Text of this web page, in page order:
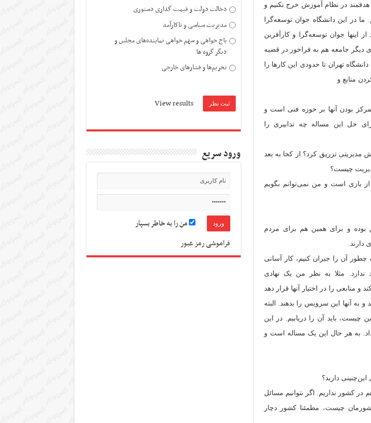
هدفمند در نظام آموزش خرج نکنیم و
ما در این دانشگاه جوان توسعه‌گرا
اینها جوان توسعه‌گرا و کارآفرین
دیگر جامعه هم به فراخور در قضیه
تهران تا حدودی این کار‌ها را
منابع و
بودن آنها بر حوزه فنی است و
حل این مساله چه تدابیری را
مدیریتی تزریق کرد؟ از کجا به بعد
چیست؟
بازی است و من نمی‌توانم بگویم
بوده و برای همین هم برای مردم
دارند.
آن را جبران کنیم، کار آسانی
مثلا به نظر من یک نهادی
منابعی را در اختیار آنها قرار دهد
و به آنها این سرویس را بدهند. البته
چیست، باید آن را دریابیم. در این
به هر حال این یک مساله است و
دارید؟
کشور نداریم. اگر نتوانیم مسائل
چیست، مطمئنا کشور دچار
دخالت دولت و قیمت گذاری دستوری
مدیریت سیاسی و ناکارآمد
باج خواهی و سهم خواهی نماینده‌های مجلس و
دیگر گروه ها
تحریم‌ها و فشارهای خارجی
View results
ورود سریع
من را به خاطر بسپار
فراموشی رمز عبور